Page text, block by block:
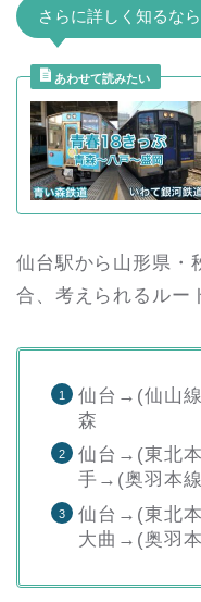
さらに詳しく知るなら
仙台駅から山形県・
合、考えられるルー
仙台→(仙山
森
仙台→(東北
手→(奥羽本
仙台→(東北
大曲→(奥羽